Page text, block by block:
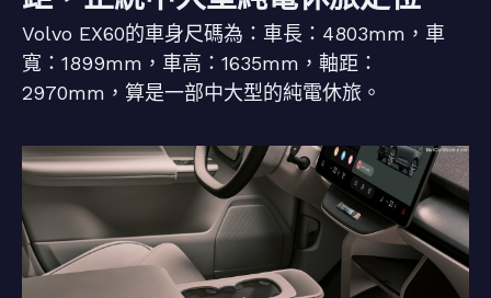
Volvo EX60的車身尺碼為：車長：4803mm，車
寬：1899mm，車高：1635mm，軸距：
2970mm，算是一部中大型的純電休旅。